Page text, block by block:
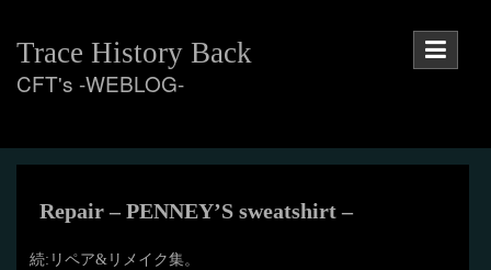
content
Trace History Back
CFT's -WEBLOG-
Repair – PENNEY’S sweatshirt –
続:リペア&リメイク集。